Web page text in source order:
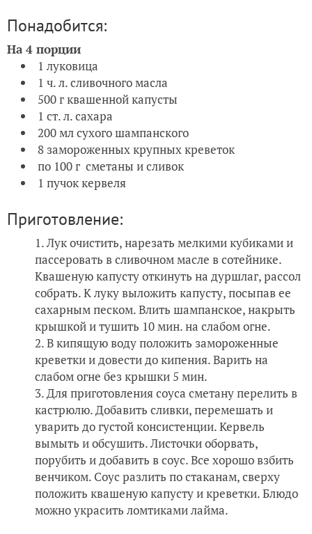
Понадобится:
На 4 порции
1 луковица
1 ч. л. сливочного масла
500 г квашенной капусты
1 ст. л. сахара
200 мл сухого шампанского
8 замороженных крупных креветок
по 100 г сметаны и сливок
1 пучок кервеля
Приготовление:
Лук очистить, нарезать мелкими кубиками и
пассеровать в сливочном масле в сотейнике.
Квашеную капусту откинуть на дуршлаг, рассол
собрать. К луку выложить капусту, посыпав ее
сахарным песком. Влить шампанское, накрыть
крышкой и тушить 10 мин. на слабом огне.
В кипящую воду положить замороженные
креветки и довести до кипения. Варить на
слабом огне без крышки 5 мин.
Для приготовления соуса сметану перелить в
кастрюлю. Добавить сливки, перемешать и
уварить до густой консистенции. Кервель
вымыть и обсушить. Листочки оборвать,
порубить и добавить в соус. Все хорошо взбить
венчиком. Соус разлить по стаканам, сверху
положить квашеную капусту и креветки. Блюдо
можно украсить ломтиками лайма.